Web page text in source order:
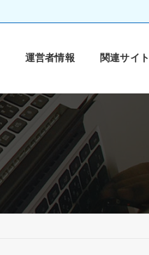
運営者情報 関連サイト